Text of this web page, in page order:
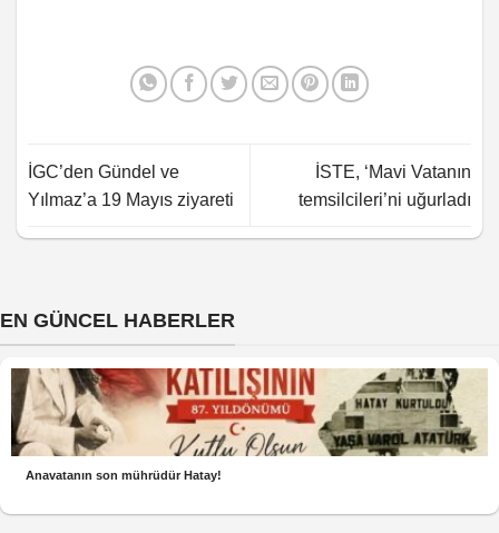
İGC’den Gündel ve
Yılmaz’a 19 Mayıs ziyareti
İSTE, ‘Mavi Vatanın
temsilcileri’ni uğurladı
EN GÜNCEL HABERLER
Anavatanın son mührüdür Hatay!